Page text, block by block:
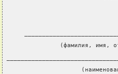
(фамилия, имя,